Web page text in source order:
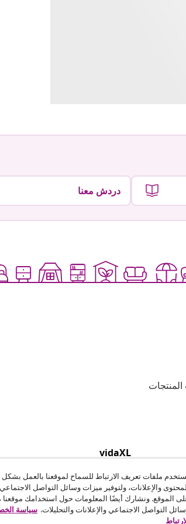
دردش معنا
المنتجات
vidaXL
نبذة عن vidaXL
الشّروط والأحكام للبائعين على vidaXL
وثيقة الخصوصية وملفات تعريف
إعدادات ملف تعريف الارتباط
ملفات تعريف الارتباط للسماح لموقعنا بالعمل
والإعلانات، ولتوفير ميزات وسائل التواصل
الموقع. ونشارك أيضًا المعلومات حول استخدامك
التواصل الاجتماعي والإعلانات والتحليلات. سياسة